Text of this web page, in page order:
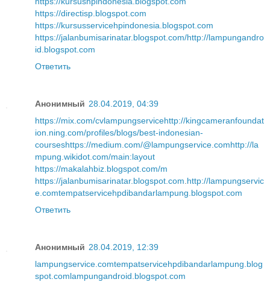
https://directisp.blogspot.com
https://kursusservicehpindonesia.blogspot.com
https://jalanbumisarinatar.blogspot.com/http://lampungandro
id.blogspot.com
Ответить
Анонимный 28.04.2019, 04:39
https://mix.com/cvlampungservicehttp://kingcameranfoundat
ion.ning.com/profiles/blogs/best-indonesian-
courseshttps://medium.com/@lampungservice.comhttp://la
mpung.wikidot.com/main:layout
https://makalahbiz.blogspot.com/m
https://jalanbumisarinatar.blogspot.com.http://lampungservic
e.comtempatservicehpdibandarlampung.blogspot.com
Ответить
Анонимный 28.04.2019, 12:39
lampungservice.comtempatservicehpdibandarlampung.blog
spot.comlampungandroid.blogspot.com